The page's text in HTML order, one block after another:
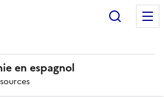
en espagnol